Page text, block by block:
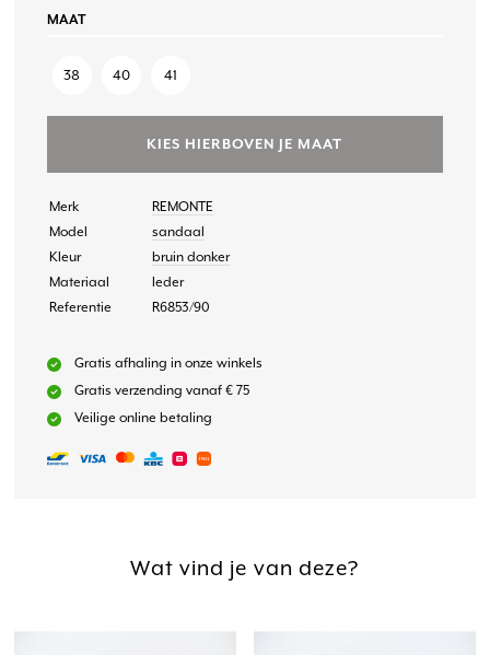
MAAT
38 40 41
KIES HIERBOVEN JE MAAT
Merk
REMONTE
Model
sandaal
Kleur
bruin donker
Materiaal
leder
Referentie
R6853/90
Gratis afhaling in onze winkels
Gratis verzending vanaf € 75
Veilige online betaling
Wat vind je van deze?